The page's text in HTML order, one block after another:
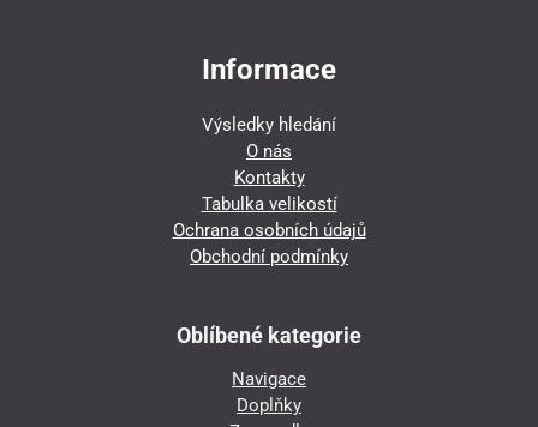
Informace
Výsledky hledání
O nás
Kontakty
Tabulka velikostí
Ochrana osobních údajů
Obchodní podmínky
Oblíbené kategorie
Navigace
Doplňky